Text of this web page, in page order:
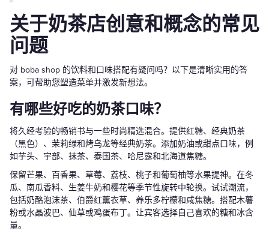
关于奶茶店创意和概念的常见
问题
对 boba shop 的饮料和口味搭配有疑问吗？以下是清晰实用的答
案，可帮助您塑造菜单并激发新想法。
有哪些好吃的奶茶口味？
将久经考验的畅销书与一些时尚精选混合。提供红糖、经典奶茶
（黑色）、茉莉绿和烤乌龙等经典奶茶。添加奶油或甜点口味，例
如芋头、宇部、抹茶、泰国茶、哈尼露和北海道焦糖。
保留芒果、百香果、草莓、荔枝、桃子和葡萄柚等水果提神。在冬
瓜、南瓜香料、生姜牛奶和樱花等季节性旋转中轮换。试试潮流，
包括奶酪泡沫茶、伯爵红薰衣草、养乐多柠檬和咸焦糖。搭配木薯
粉或水晶波巴、仙草或鸡蛋布丁。让宾客选择自己喜欢的糖和冰含
量。